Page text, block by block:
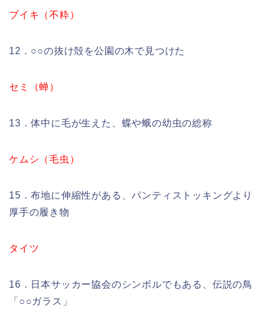
ブイキ（不粋）
12．○○の抜け殻を公園の木で見つけた
セミ（蝉）
13．体中に毛が生えた、蝶や蛾の幼虫の総称
ケムシ（毛虫）
15．布地に伸縮性がある、パンティストッキングより
厚手の履き物
タイツ
16．日本サッカー協会のシンボルでもある、伝説の鳥
「○○ガラス」